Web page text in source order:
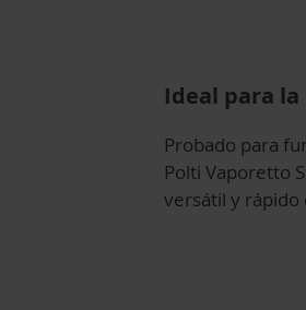
Ideal para
Probado para
Polti Vaporetto
versátil y rápido